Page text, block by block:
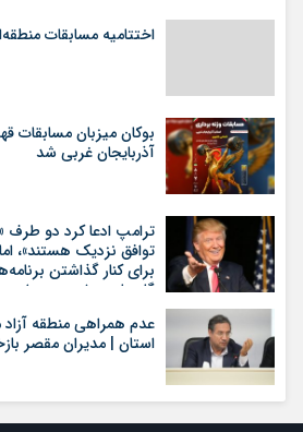
اختتامیه مسابقات
بوکان میزبان مسابقات
آذربایجان غربی شد
ترامپ ادعا کرد دو طرف
توافق نزدیک هستند»، اما
برای کنار گذاشتن
گام‌های بیشتری بردارد
عدم همراهی منطقه
استان | مدیران مقصر